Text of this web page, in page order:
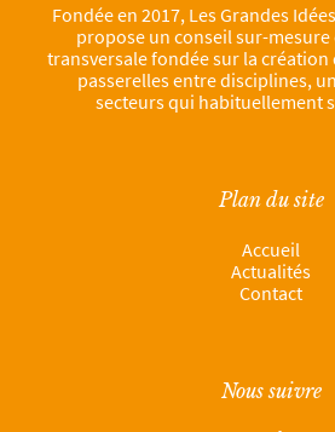
Fondée en 2017, Les Grandes
propose un conseil sur-
transversale fondée sur la création
passerelles entre disciplines,
secteurs qui habituellement
Plan du site
Accueil
Actualités
Contact
Nous suivre